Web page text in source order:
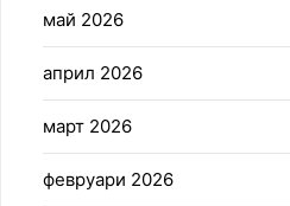
май 2026
април 2026
март 2026
февруари 2026